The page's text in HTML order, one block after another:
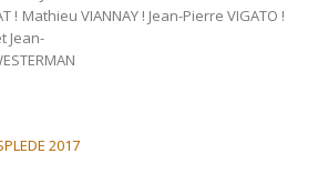
! Mathieu VIANNAY ! Jean-Pierre VIGATO !
Jean-
2017